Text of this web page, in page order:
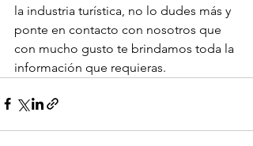
la industria turística, no lo dudes más y
ponte en contacto con nosotros que
con mucho gusto te brindamos toda la
información que requieras.